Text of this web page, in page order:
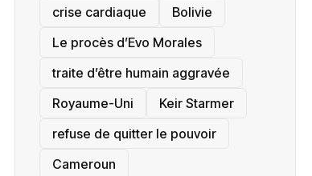
crise cardiaque
‎Bolivie
Le procès d’Evo Morales
traite d’être humain aggravée
‎Royaume-Uni
Keir Starmer
refuse de quitter le pouvoir
‎Cameroun